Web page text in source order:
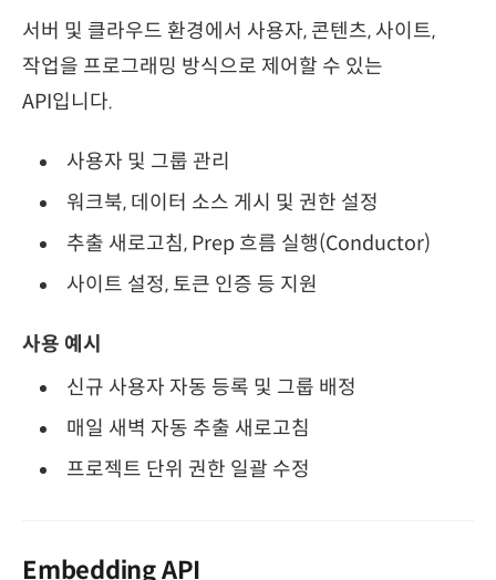
서버 및 클라우드 환경에서 사용자, 콘텐츠, 사이트,
작업을 프로그래밍 방식으로 제어할 수 있는
API입니다.
사용자 및 그룹 관리
워크북, 데이터 소스 게시 및 권한 설정
추출 새로고침, Prep 흐름 실행(Conductor)
사이트 설정, 토큰 인증 등 지원
사용 예시
신규 사용자 자동 등록 및 그룹 배정
매일 새벽 자동 추출 새로고침
프로젝트 단위 권한 일괄 수정
Embedding API